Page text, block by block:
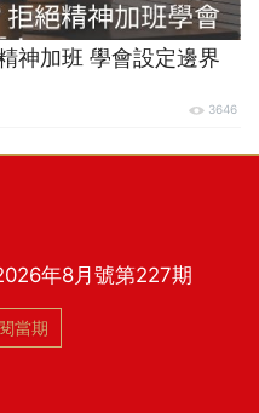
神加班 學會設定邊界
3646
年8月號第227期
當期